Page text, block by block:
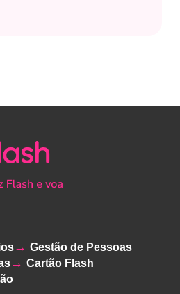
Gestão de Pessoas
Cartão Flash